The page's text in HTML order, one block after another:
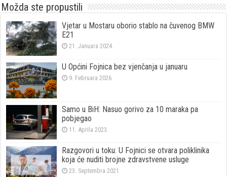
Možda ste propustili
Vjetar u Mostaru oborio stablo na čuvenog BMW
E21
21. Januara 2024.
U Općini Fojnica bez vjenčanja u januaru
9. Februara 2026.
Samo u BiH: Nasuo gorivo za 10 maraka pa
pobjegao
11. Aprila 2023.
Razgovori u toku: U Fojnici se otvara poliklinika
koja će nuditi brojne zdravstvene usluge
23. Septembra 2021.